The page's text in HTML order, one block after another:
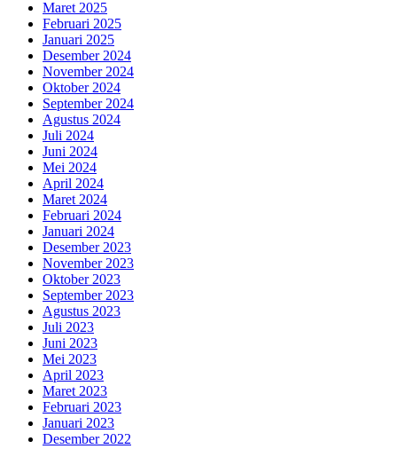
Maret 2025
Februari 2025
Januari 2025
Desember 2024
November 2024
Oktober 2024
September 2024
Agustus 2024
Juli 2024
Juni 2024
Mei 2024
April 2024
Maret 2024
Februari 2024
Januari 2024
Desember 2023
November 2023
Oktober 2023
September 2023
Agustus 2023
Juli 2023
Juni 2023
Mei 2023
April 2023
Maret 2023
Februari 2023
Januari 2023
Desember 2022